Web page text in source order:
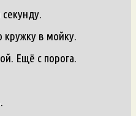
в мойку.
Ещё с порога.